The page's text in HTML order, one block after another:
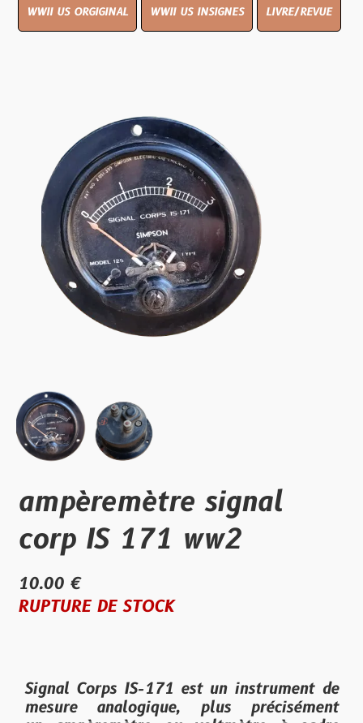
WWII US ORGIGINAL WWII US INSIGNES LIVRE/REVUE
ampèremètre signal
corp IS 171 ww2
10.00 €
RUPTURE DE STOCK
Signal Corps IS-171 est un instrument de
mesure analogique, plus précisément